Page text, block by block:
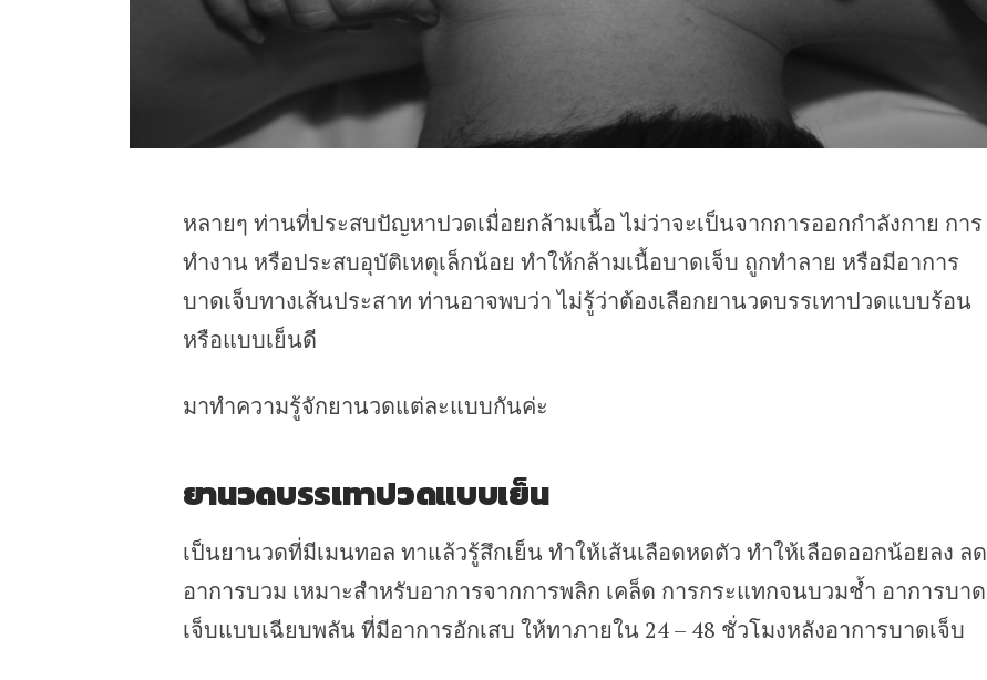
หลายๆ ท่านที่ประสบปัญหาปวดเมื่อยกล้ามเนื้อ ไม่ว่าจะเป็นจากการออกกำลังกาย การ
ทำงาน หรือประสบอุบัติเหตุเล็กน้อย ทำให้กล้ามเนื้อบาดเจ็บ ถูกทำลาย หรือมีอาการ
บาดเจ็บทางเส้นประสาท ท่านอาจพบว่า ไม่รู้ว่าต้องเลือกยานวดบรรเทาปวดแบบร้อน
หรือแบบเย็นดี
มาทำความรู้จักยานวดแต่ละแบบกันค่ะ
ยานวดบรรเทาปวดแบบเย็น
เป็นยานวดที่มีเมนทอล ทาแล้วรู้สึกเย็น ทำให้เส้นเลือดหดตัว ทำให้เลือดออกน้อยลง ลด
อาการบวม เหมาะสำหรับอาการจากการพลิก เคล็ด การกระแทกจนบวมช้ำ อาการบาด
เจ็บแบบเฉียบพลัน ที่มีอาการอักเสบ ให้ทาภายใน 24 – 48 ชั่วโมงหลังอาการบาดเจ็บ